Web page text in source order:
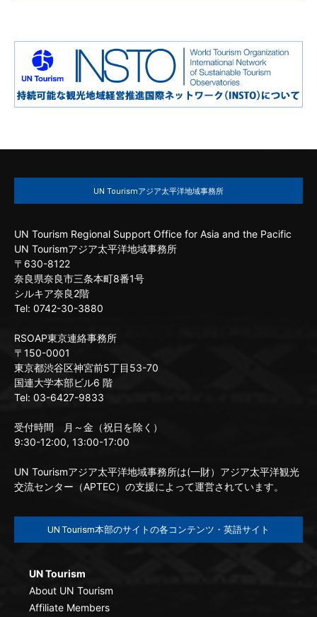
UN Tourismアジア太平洋地域事務所
UN Tourism Regional Support Office for Asia and the Pacific
UN Tourismアジア太平洋地域事務所
〒630-8122
奈良県奈良市三条本町8番1号
シルキア奈良2階
Tel: 0742-30-3880
RSOAP東京連絡事務所
〒150-0001
東京都渋谷区神宮前5丁目53-70
国連大学本部ビル6 階
Tel: 03-6427-9833
受付時間 月～金（祝日を除く）
9:30-12:00, 13:00-17:00
UN Tourismアジア太平洋地域事務所は(一財）アジア太平洋観光
交流センター（APTEC）の支援によって運営されています。
UN Tourism本部のサイトの各コンテンツ・英語サイト
UN Tourism
About UN Tourism
Affiliate Members